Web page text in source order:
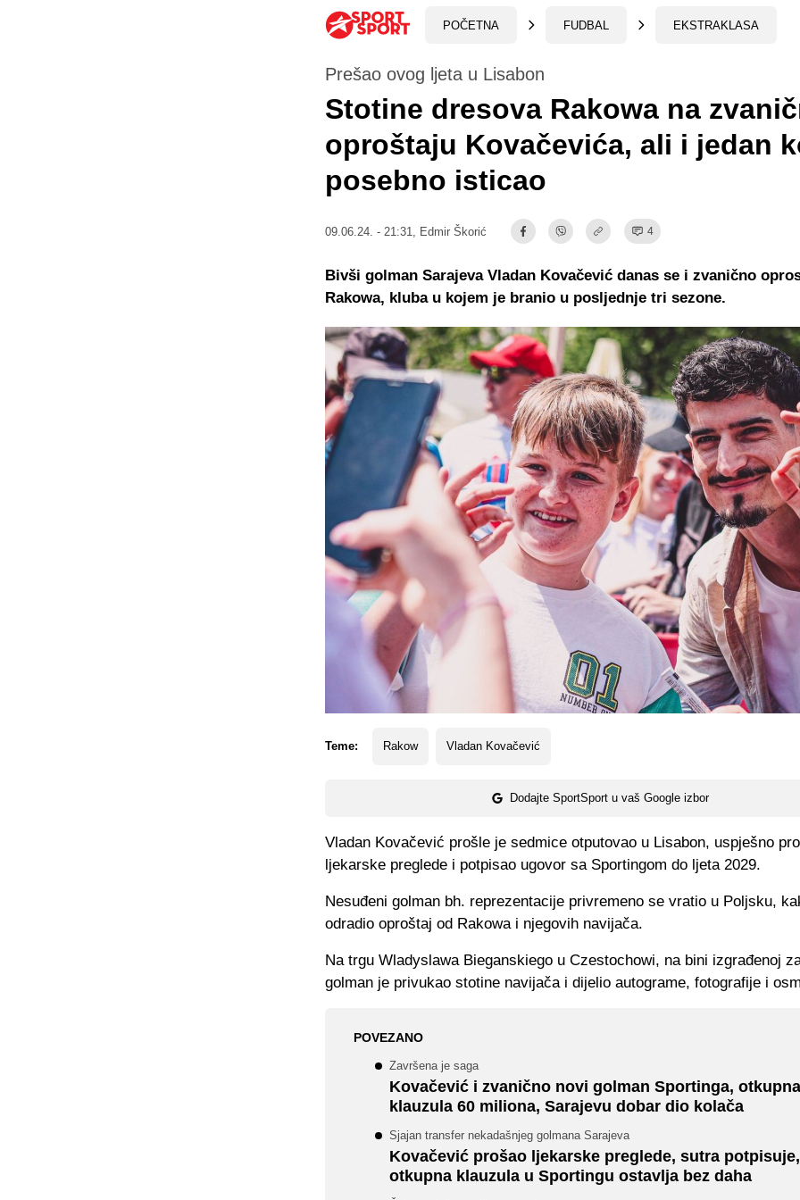
POČETNA FUDBAL EKSTRAKLASA
Prešao ovog ljeta u Lisabon
Stotine dresova Rakowa na
oproštaju Kovačevića, ali i jedan
posebno isticao
09.06.24. - 21:31, Edmir Škorić 4
Teme: Rakow Vladan Kovačević
Dodajte SportSport u vaš Google izbor
Bivši golman Sarajeva Vladan Kovačević danas se i zvanično
Rakowa, kluba u kojem je branio u posljednje tri sezone.
Vladan Kovačević prošle je sedmice otputovao u Lisabon, uspješno
ljekarske preglede i potpisao ugovor sa Sportingom do ljeta 2029.
Nesuđeni golman bh. reprezentacije privremeno se vratio u Poljsku,
odradio oproštaj od Rakowa i njegovih navijača.
Na trgu Wladyslawa Bieganskiego u Czestochowi, na bini izgrađenoj
golman je privukao stotine navijača i dijelio autograme, fotografije i
POVEZANO
Završena je saga
Kovačević i zvanično novi golman Sportinga, otkupna
klauzula 60 miliona, Sarajevu dobar dio kolača
Sjajan transfer nekadašnjeg golmana Sarajeva
Kovačević prošao ljekarske preglede, sutra potpisuje,
otkupna klauzula u Sportingu ostavlja bez daha